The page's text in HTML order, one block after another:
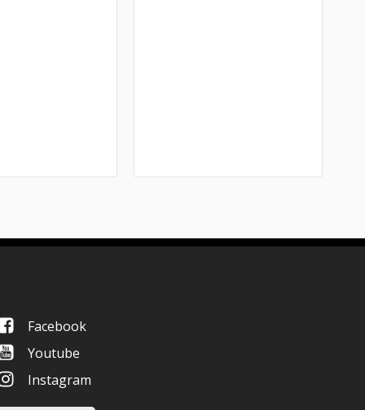
Facebook
Youtube
Instagram